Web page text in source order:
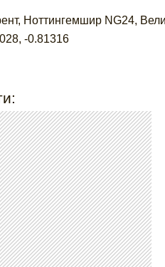
Ноттингемшир NG24,
, -0.81316